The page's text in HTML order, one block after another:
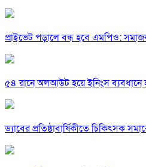
প্রাইভেট পড়ালে বন্ধ হবে এমপিও:
৫৪ রানে অলআউট হয়ে ইনিংস ব্যবধানে
ড্যাবের প্রতিষ্ঠাবার্ষিকীতে চিকিৎসক